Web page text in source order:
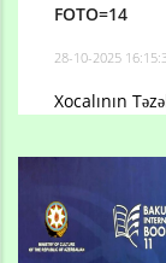
FOTO=14
28-10-2025
Xocalının